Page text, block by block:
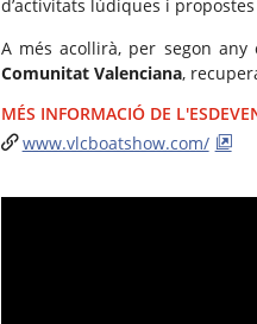
d’activitats lúdiques i
A més acollirà, per segon any
Comunitat Valenciana,
MÉS INFORMACIÓ DE
www.vlcboatshow.com/